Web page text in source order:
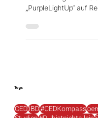
Heute am 3.
„PurpleLightUp“ auf
Tags